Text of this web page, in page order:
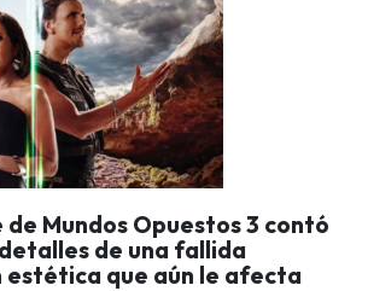
Mundos Opuestos 3 contó
de una fallida
que aún le afecta